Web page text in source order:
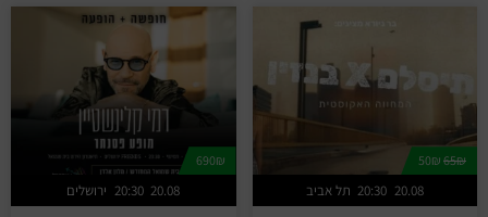
65₪
תל אביב 20:30 20.08
690₪
ירושלים 20:30 20.08